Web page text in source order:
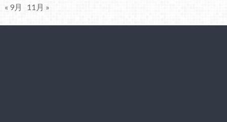
« 9月
11月 »